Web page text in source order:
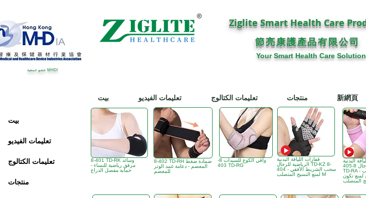
عضو جمعية MHDI
Ziglite Smart Health Care
節亮康護產品有限公司
Your Smart Health Care
بيت تعليمات الفيديو تعليمات الكتالوج منتجات 新網頁
8-401 TD-RK وسائد
مرفق رياضية للنساء -
حماية مفصل الذراع
8-402 TD-RH ضمادة ضغط
المعصم - دعامة غمد الوتر
للمعصم
واقي الكوع للسيدات 8-
403 TD-RG
قفازات اللياقة البدنية
الرياضية للرجال TD-KZ 8-
404 - سحب الشريط الأفقي
لمنع النسيج المتصلب M
البدنية
الرياضية للرجال 8-405
TD-RA - تمارين سحب
لمنع تكون
بيت
تعليمات الفيديو
تعليمات الكتالوج
منتجات